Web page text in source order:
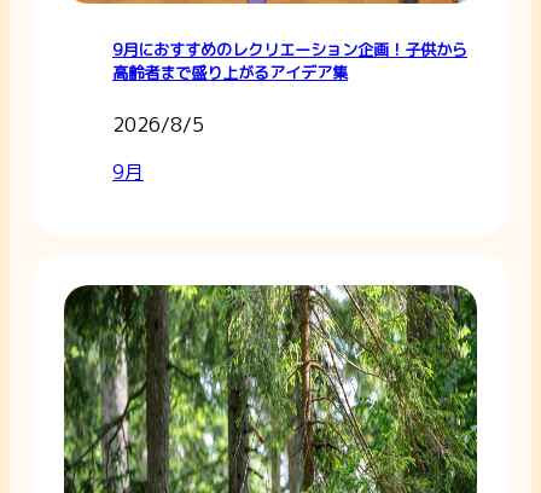
9月におすすめのレクリエーション企画！子供から
高齢者まで盛り上がるアイデア集
2026/8/5
9月